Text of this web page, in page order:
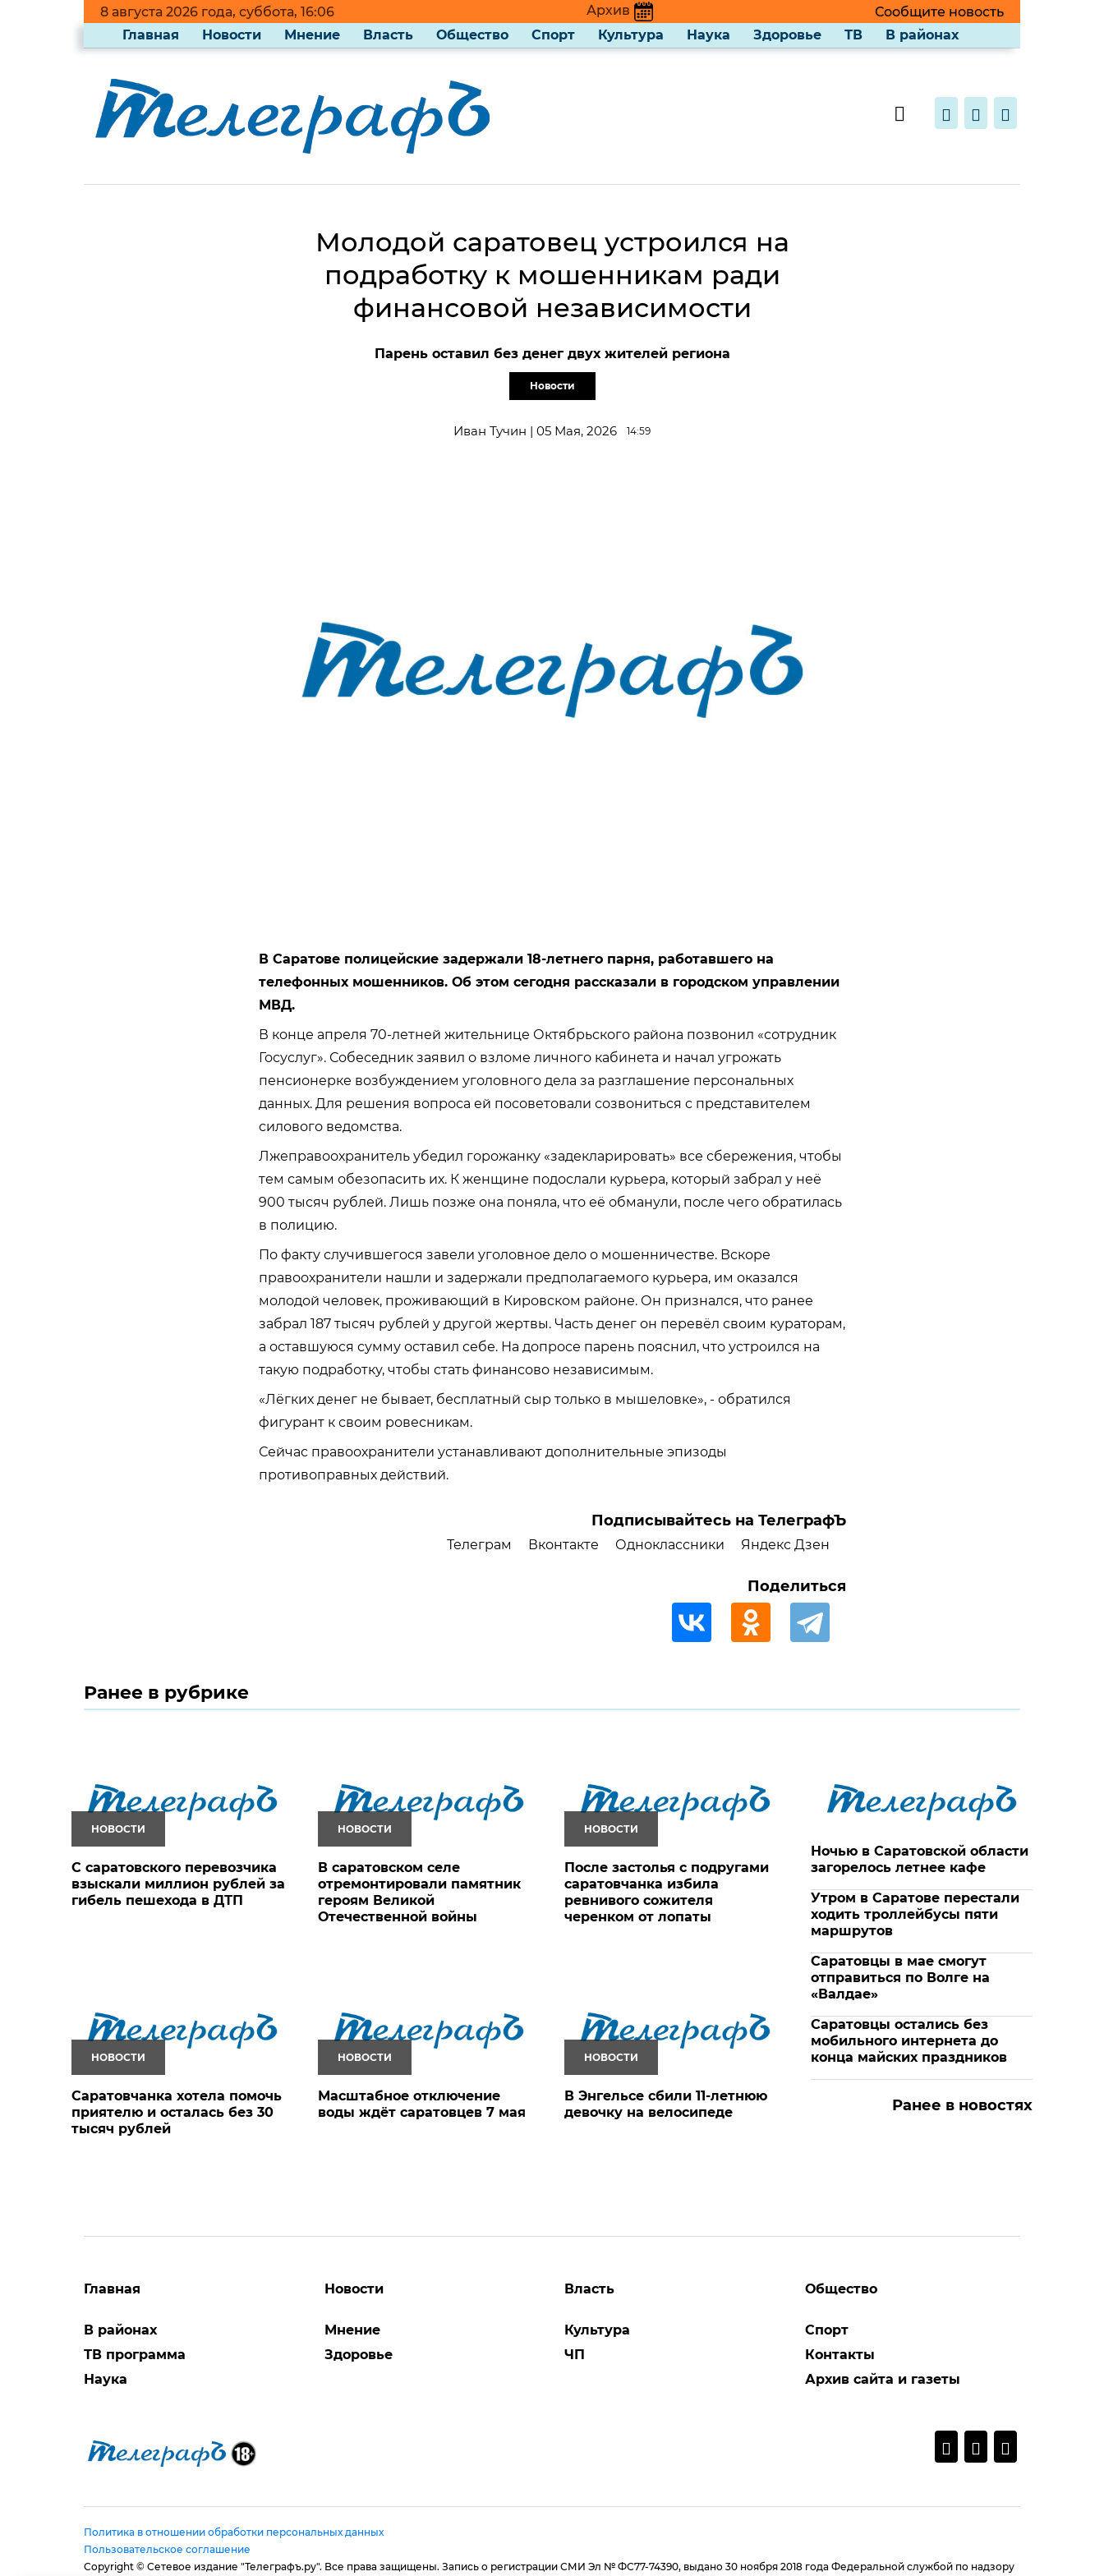
8 августа 2026 года, суббота, 16:06 Архив
Сообщите новость
Главная
Новости Мнение Власть Общество Спорт Культура Наука Здоровье ТВ В районах
Молодой саратовец устроился на
подработку к мошенникам ради
финансовой независимости
Парень оставил без денег двух жителей региона
Новости
Иван Тучин | 05 Мая, 2026 14:59
В Саратове полицейские задержали 18-летнего парня, работавшего на
телефонных мошенников. Об этом сегодня рассказали в городском управлении
МВД.
В конце апреля 70-летней жительнице Октябрьского района позвонил «сотрудник
Госуслуг». Собеседник заявил о взломе личного кабинета и начал угрожать
пенсионерке возбуждением уголовного дела за разглашение персональных
данных. Для решения вопроса ей посоветовали созвониться с представителем
силового ведомства.
Лжеправоохранитель убедил горожанку «задекларировать» все сбережения, чтобы
тем самым обезопасить их. К женщине подослали курьера, который забрал у неё
900 тысяч рублей. Лишь позже она поняла, что её обманули, после чего обратилась
в полицию.
По факту случившегося завели уголовное дело о мошенничестве. Вскоре
правоохранители нашли и задержали предполагаемого курьера, им оказался
молодой человек, проживающий в Кировском районе. Он признался, что ранее
забрал 187 тысяч рублей у другой жертвы. Часть денег он перевёл своим кураторам,
а оставшуюся сумму оставил себе. На допросе парень пояснил, что устроился на
такую подработку, чтобы стать финансово независимым.
«Лёгких денег не бывает, бесплатный сыр только в мышеловке», - обратился
фигурант к своим ровесникам.
Сейчас правоохранители устанавливают дополнительные эпизоды
противоправных действий.
Подписывайтесь на ТелеграфЪ
Телеграм Вконтакте Одноклассники Яндекс Дзен
Поделиться
Ранее в рубрике
НОВОСТИ
С саратовского перевозчика
взыскали миллион рублей за
гибель пешехода в ДТП
НОВОСТИ
В саратовском селе
отремонтировали памятник
героям Великой
Отечественной войны
НОВОСТИ
После застолья с подругами
саратовчанка избила
ревнивого сожителя
черенком от лопаты
НОВОСТИ
Саратовчанка хотела помочь
приятелю и осталась без 30
тысяч рублей
НОВОСТИ
Масштабное отключение
воды ждёт саратовцев 7 мая
НОВОСТИ
В Энгельсе сбили 11-летнюю
девочку на велосипеде
Ночью в Саратовской области
загорелось летнее кафе
Утром в Саратове перестали
ходить троллейбусы пяти
маршрутов
Саратовцы в мае смогут
отправиться по Волге на
«Валдае»
Саратовцы остались без
мобильного интернета до
конца майских праздников
Ранее в новостях
Главная
В районах
ТВ программа
Наука
Новости
Мнение
Здоровье
Власть
Культура
ЧП
Общество
Спорт
Контакты
Архив сайта и газеты
Политика в отношении обработки персональных данных
Пользовательское соглашение
Copyright © Сетевое издание "Телеграфъ.ру". Все права защищены. Запись о регистрации СМИ Эл № ФС77-74390, выдано 30 ноября 2018 года Федеральной службой по надзору